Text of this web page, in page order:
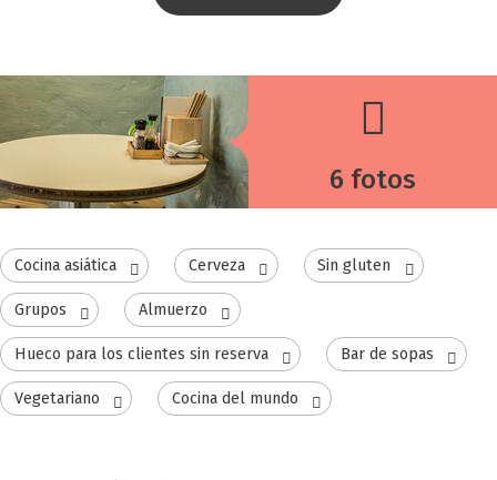
6 fotos
Cocina asiática Cerveza Sin gluten
Grupos Almuerzo
Hueco para los clientes sin reserva Bar de sopas
Vegetariano Cocina del mundo